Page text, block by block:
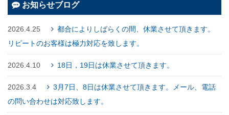
お知らせブログ
2026.4.25
都合によりしばらくの間、休業させて頂きます。
リピートのお客様は極力対応を致します。
2026.4.10 18日，19日は休業させて頂きます。
2026.3.4
3月7日、8日は休業させて頂きます。メール、電話
の問い合わせは対応致します。